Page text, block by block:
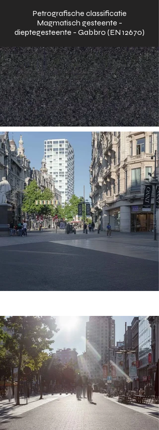
Petrografische classificatie
Magmatisch gesteente -
dieptegesteente - Gabbro (EN 12670)